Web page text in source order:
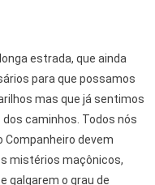
estrada, que ainda
para que possamos
mas que já sentimos
caminhos. Todos nós
Companheiro devem
mistérios maçônicos,
galgarem o grau de